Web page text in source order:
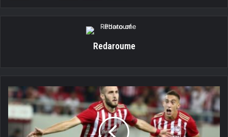
Redaroume
«Τριάρα»
στην
Μπέρνλι!
[Video]